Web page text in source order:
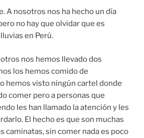
A nosotros nos ha hecho un día
no hay que olvidar que es
en Perú.
nos hemos llevado dos
los hemos comido de
hemos visto ningún cartel donde
comer pero a personas que
les han llamado la atención y les
El hecho es que son muchas
caminatas, sin comer nada es poco